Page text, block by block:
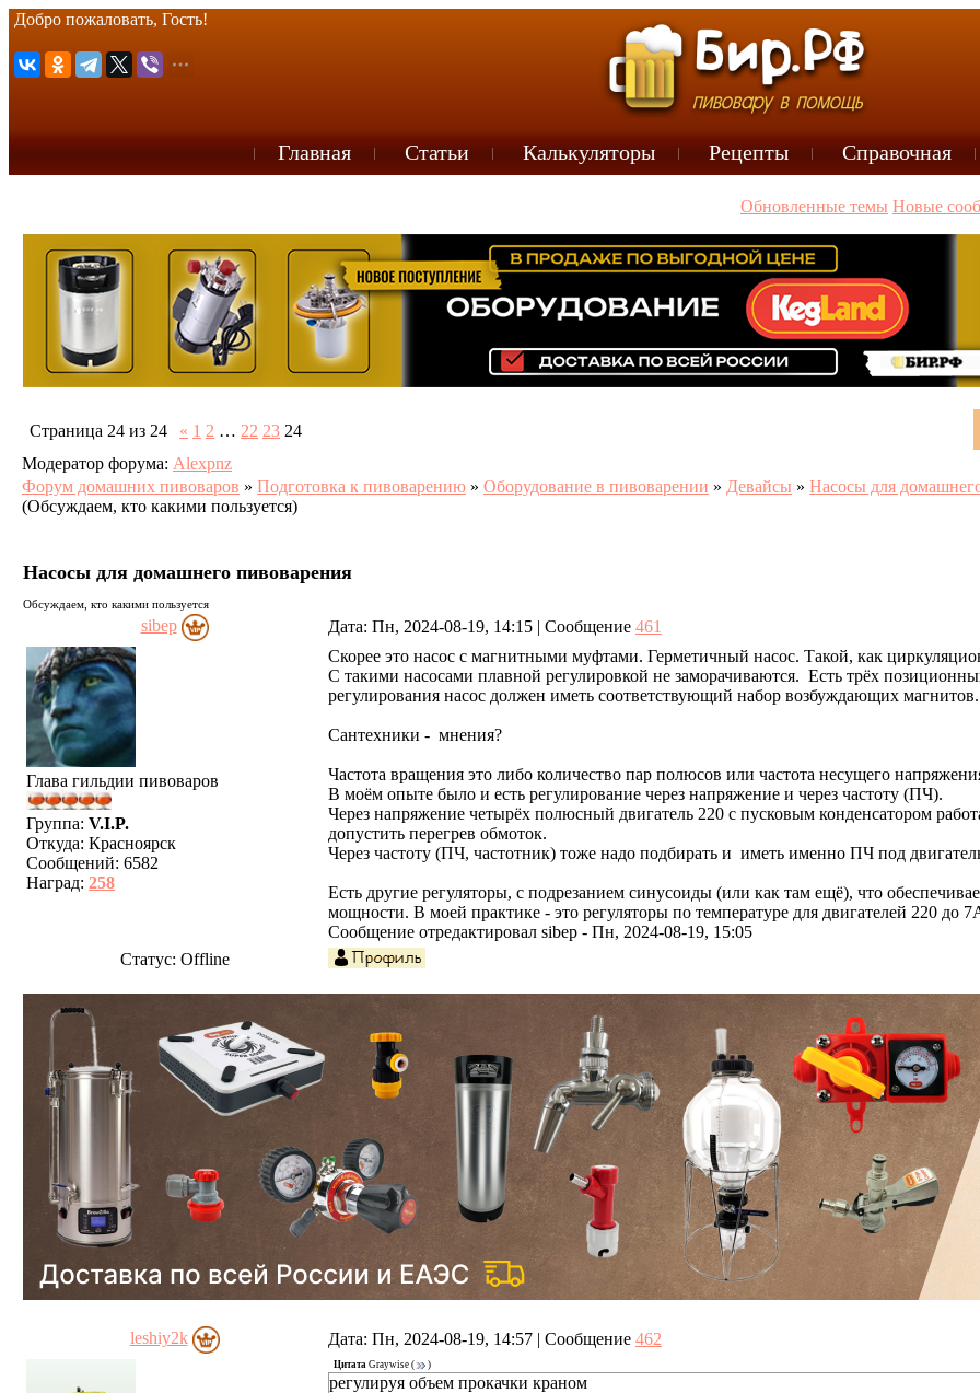
Добро пожаловать, Гость!
Главная Статьи Калькуляторы Рецепты Справочная
Обновленные темы Новые
Страница 24 из 24 « 1 2 … 22 23 24
Модератор форума: Alexpnz
Форум домашних пивоваров » Подготовка к пивоварению » Оборудование в пивоварении » Девайсы » Насосы для
(Обсуждаем, кто какими пользуется)
Насосы для домашнего пивоварения
Обсуждаем, кто какими пользуется
sibep Дата: Пн, 2024-08-19, 14:15 | Сообщение 461
Глава гильдии пивоваров
Группа: V.I.P.
Откуда: Красноярск
Сообщений: 6582
Наград: 258
Скорее это насос с магнитными муфтами. Герметичный насос. Такой, как
С такими насосами плавной регулировкой не заморачиваются. Есть трёх
регулирования насос должен иметь соответствующий набор возбуждающих магнитов.
Сантехники - мнения?
Частота вращения это либо количество пар полюсов или частота несущего
В моём опыте было и есть регулирование через напряжение и через частоту (ПЧ).
Через напряжение четырёх полюсный двигатель 220 с пусковым конденсатором
допустить перегрев обмоток.
Через частоту (ПЧ, частотник) тоже надо подбирать и иметь именно ПЧ под
Есть другие регуляторы, с подрезанием синусоиды (или как там ещё), что
мощности. В моей практике - это регуляторы по температуре для двигателей 220 до
Сообщение отредактировал sibep - Пн, 2024-08-19, 15:05
Статус: Offline
leshiy2k Дата: Пн, 2024-08-19, 14:57 | Сообщение 462
Цитата Graywise ( )
регулируя объем прокачки краном